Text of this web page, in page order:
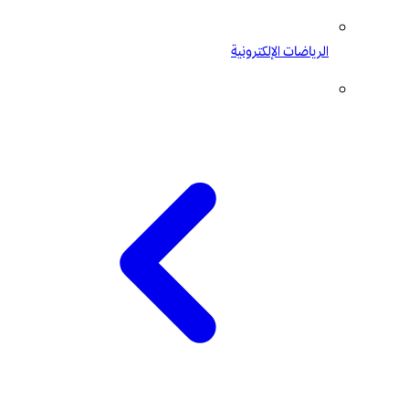
الرياضات الإلكترونية